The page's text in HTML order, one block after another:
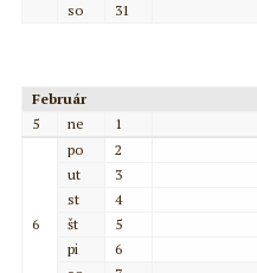
so
31
Február
5
ne 1
6
po
2
ut
3
st
4
št
5
pi
6